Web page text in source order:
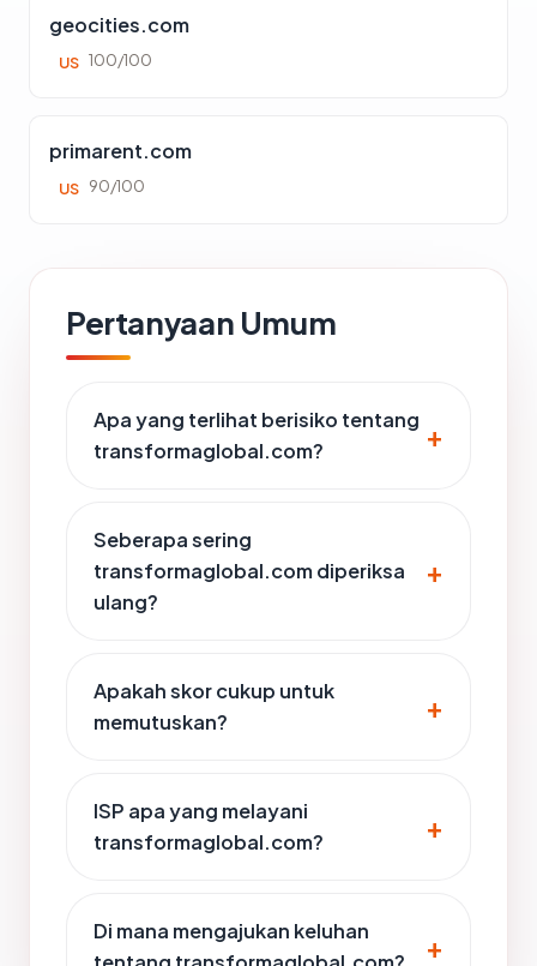
geocities.com
US 100/100
primarent.com
US 90/100
Pertanyaan Umum
Apa yang terlihat berisiko tentang
transformaglobal.com?
Seberapa sering
transformaglobal.com diperiksa
ulang?
Apakah skor cukup untuk
memutuskan?
ISP apa yang melayani
transformaglobal.com?
Di mana mengajukan keluhan